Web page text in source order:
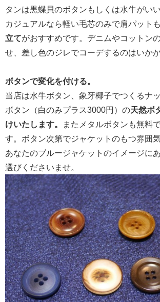
タンは黒蝶貝のボタンもしくは水牛がい
カジュアルなら軽い毛芯のみで肩パット
立てがおすすめです。デニムやコットン
せ、差し色のジレでコーデするのはいか
ボタンで変化を付ける。
当店は水牛ボタン、象牙椰子でつくるナ
ボタン（白のみプラス3000円）の天然ボ
けいたします。
またメタルボタンも無料
す。ボタン次第でジャケットのもつ雰囲
あなたのブルージャケットのイメージに
選びくださいませ。